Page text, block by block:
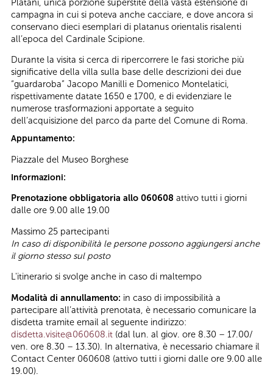
campagna in cui si poteva anche cacciare, e dove ancora si
conservano dieci esemplari di platanus orientalis risalenti
all’epoca del Cardinale Scipione.
Durante la visita si cerca di ripercorrere le fasi storiche più
significative della villa sulla base delle descrizioni dei due
“guardaroba” Jacopo Manilli e Domenico Montelatici,
rispettivamente datate 1650 e 1700, e di evidenziare le
numerose trasformazioni apportate a seguito
dell’acquisizione del parco da parte del Comune di Roma.
Appuntamento:
Piazzale del Museo Borghese
Informazioni:
Prenotazione obbligatoria allo 060608 attivo tutti i giorni
dalle ore 9.00 alle 19.00
Massimo 25 partecipanti
In caso di disponibilità le persone possono aggiungersi anche
il giorno stesso sul posto
L'itinerario si svolge anche in caso di maltempo
Modalità di annullamento: in caso di impossibilità a
partecipare all’attività prenotata, è necessario comunicare la
disdetta tramite email al seguente indirizzo:
disdetta.visite@060608.it (dal lun. al giov. ore 8.30 – 17.00/
ven. ore 8.30 – 13.30). In alternativa, è necessario chiamare il
Contact Center 060608 (attivo tutti i giorni dalle ore 9.00 alle
19.00).